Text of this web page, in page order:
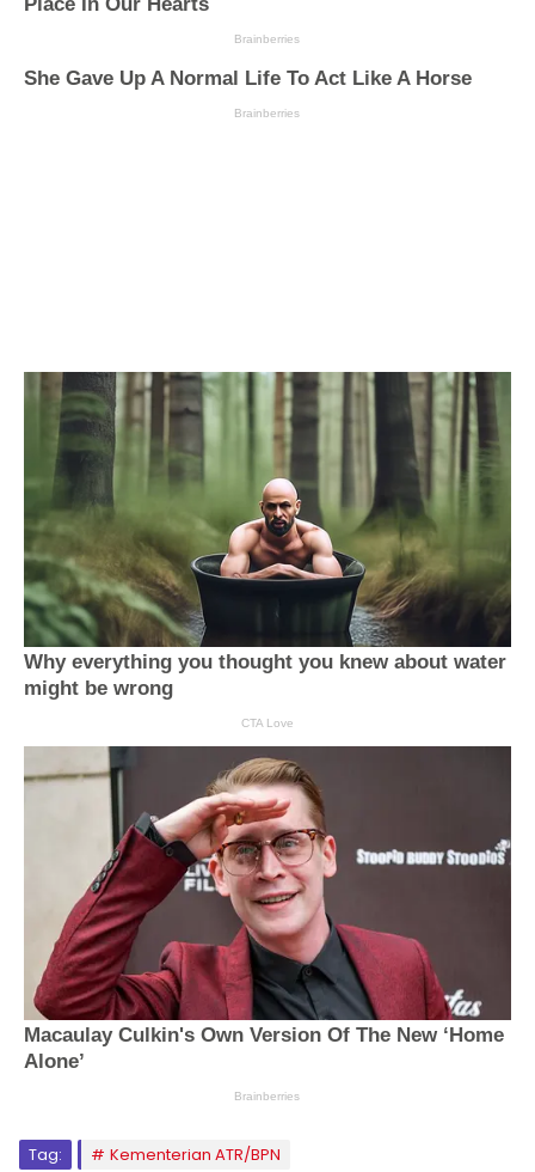
Tag: Kementerian ATR/BPN